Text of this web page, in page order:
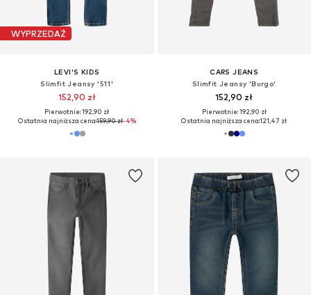
WYPRZEDAŻ
LEVI'S KIDS
Slimfit Jeansy '511'
152,90 zł
Pierwotnie: 192,90 zł
Ostatnia najniższa cena:159,90 zł-4%
CARS JEANS
Slimfit Jeansy 'Burgo'
152,90 zł
Pierwotnie: 192,90 zł
Ostatnia najniższa cena:121,47 zł